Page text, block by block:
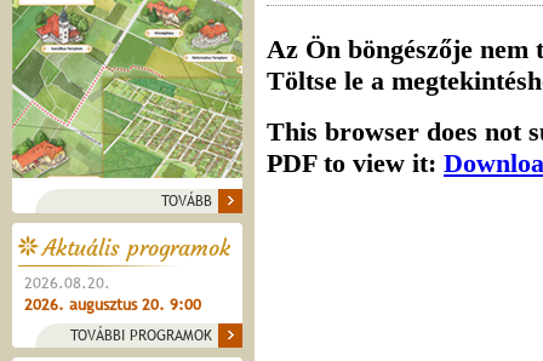
TOVÁBB
Aktuális programok
2026.08.20.
2026. augusztus 20. 9:00
TOVÁBBI PROGRAMOK